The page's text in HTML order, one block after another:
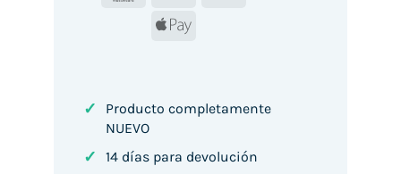
Apple
✓
Producto completamente
NUEVO
✓ 14 días para devolución